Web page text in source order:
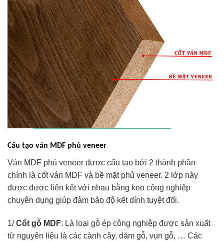
Cấu tạo ván MDF phủ veneer
Ván MDF phủ veneer được cấu tạo bởi 2 thành phần
chính là cốt ván MDF và bề mặt phủ veneer. 2 lớp này
được được liên kết với nhau bằng keo công nghiệp
chuyên dụng giúp đảm bảo độ kết dính tuyệt đối.
1/Cốt gỗ MDF: Là loại gỗ ép công nghiệp được sản xuất
từ nguyên liệu là các cành cây, dăm gỗ, vụn gỗ, … Các